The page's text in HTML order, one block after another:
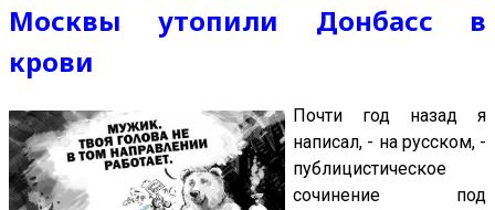
Москвы утопили Донбасс в
крови
Почти год назад я
написал, - на русском, -
публицистическое
сочинение под